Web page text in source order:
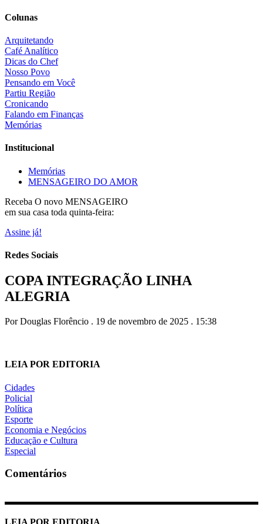
Colunas
Arquitetando
Café Analítico
Dicas do Chef
Nosso Povo
Pensando em Você
Partiu Região
Cronicando
Falando em Finanças
Memórias
Institucional
Memórias
MENSAGEIRO DO AMOR
Receba O novo MENSAGEIRO
em sua casa toda quinta-feira:
Assine já!
Redes Sociais
COPA INTEGRAÇÃO LINHA
ALEGRIA
Por Douglas Florêncio . 19 de novembro de 2025 . 15:38
LEIA POR EDITORIA
Cidades
Policial
Política
Esporte
Economia e Negócios
Educação e Cultura
Especial
Comentários